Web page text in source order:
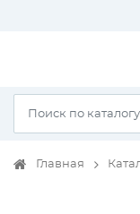
Главная